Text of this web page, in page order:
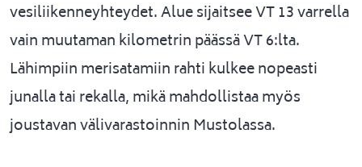
vesiliikenneyhteydet. Alue sijaitsee VT 13 varrella
vain muutaman kilometrin päässä VT 6:lta.
Lähimpiin merisatamiin rahti kulkee nopeasti
junalla tai rekalla, mikä mahdollistaa myös
joustavan välivarastoinnin Mustolassa.